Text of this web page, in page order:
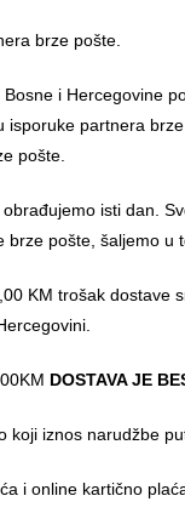
brze pošte.
i Hercegovine
isporuke partnera
pošte.
isti dan.
pošte, šaljemo u
KM trošak dostave
DOSTAVA JE
koji iznos narudžbe
i online kartično